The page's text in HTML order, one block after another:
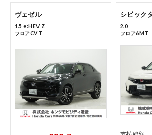
点検・整備のご予約
各店舗へのお問い合わせ
ヴェゼル
1.5 e:HEV Z
フロアCVT
シビック
2.0
フロア6MT